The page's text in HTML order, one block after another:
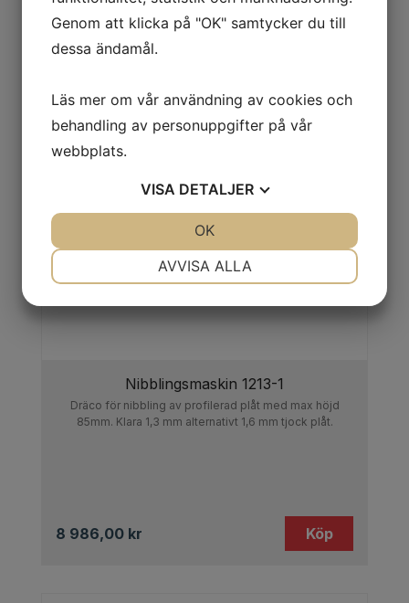
59 500,00kr
Nibblingsmaskin 1213-1
Dräco för nibbling av profilerad plåt med max höjd
85mm. Klara 1,3 mm alternativt 1,6 mm tjock plåt.
8 986,00 kr Köp
Genom att klicka på "OK" samtycker du till
dessa ändamål.
Läs mer om vår användning av cookies och
behandling av personuppgifter på vår
webbplats.
VISA DETALJER
AVVISA ALLA
OK